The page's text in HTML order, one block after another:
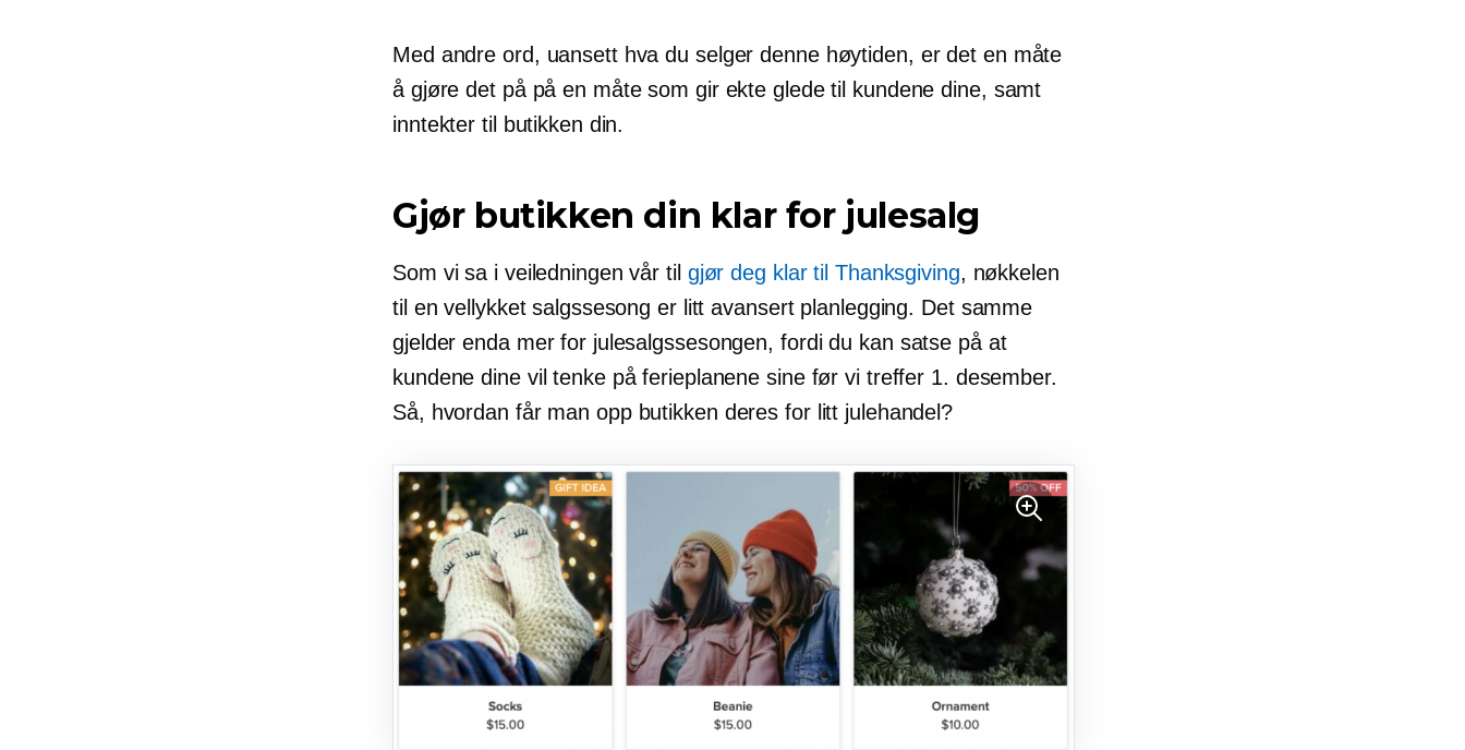
Med andre ord, uansett hva du selger denne høytiden, er det en måte
å gjøre det på på en måte som gir ekte glede til kundene dine, samt
inntekter til butikken din.
Gjør butikken din klar for julesalg
Som vi sa i veiledningen vår til gjør deg klar til Thanksgiving, nøkkelen
til en vellykket salgssesong er litt avansert planlegging. Det samme
gjelder enda mer for julesalgssesongen, fordi du kan satse på at
kundene dine vil tenke på ferieplanene sine før vi treffer 1. desember.
Så, hvordan får man opp butikken deres for litt julehandel?